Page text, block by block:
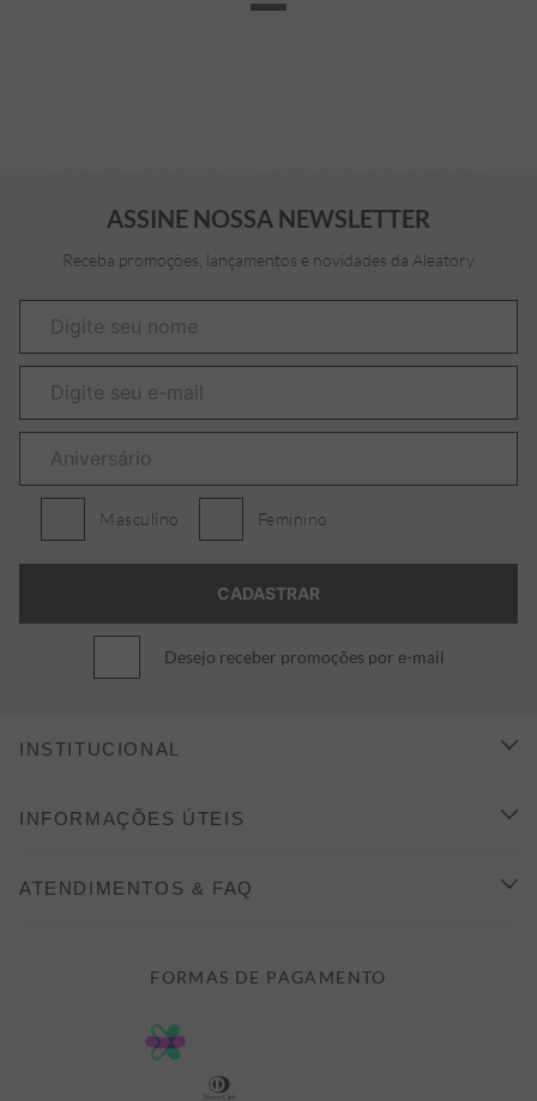
ASSINE NOSSA NEWSLETTER
Receba promoções, lançamentos e novidades da Aleatory
Masculino Feminino
Desejo receber promoções por e-mail
INSTITUCIONAL
CONHEÇA A ALEATORY
INFORMAÇÕES ÚTEIS
FORMAS DE PAGAMENTO
POLÍTICA DE PRIVACIDADE
ATENDIMENTOS & FAQ
FORMAS DE PAGAMENTO